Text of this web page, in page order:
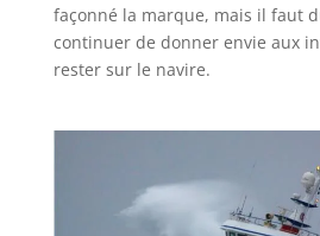
façonné la marque, mais il faut
continuer de donner envie aux
rester sur le navire.